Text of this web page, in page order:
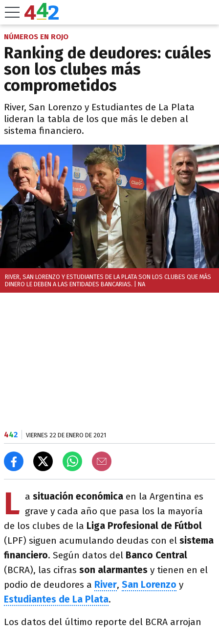
NÚMEROS EN ROJO
Ranking de deudores: cuáles
son los clubes más
comprometidos
River, San Lorenzo y Estudiantes de La Plata
lideran la tabla de los que más le deben al
sistema financiero.
RIVER, SAN LORENZO Y ESTUDIANTES DE LA PLATA SON LOS CLUBES QUE MÁS
DINERO LE DEBEN A LAS ENTIDADES BANCARIAS.
| NA
442 VIERNES 22 DE ENERO DE 2021
L a situación económica en la Argentina es
grave y cada año que pasa los la mayoría
de los clubes de la Liga Profesional de Fútbol
(LPF) siguen acumulando deudas con el sistema
financiero. Según datos del Banco Central
(BCRA), las cifras son alarmantes y tienen en el
podio de deudores a River, San Lorenzo y
Estudiantes de La Plata.
Los datos del último reporte del BCRA arrojan